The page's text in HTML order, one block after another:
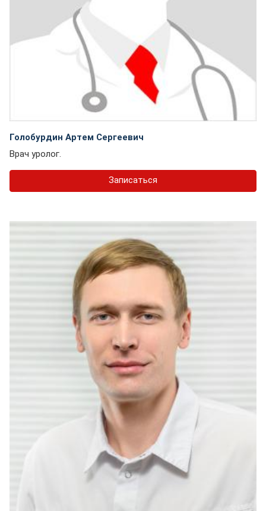
Голобурдин Артем Сергеевич
Врач уролог.
Записаться